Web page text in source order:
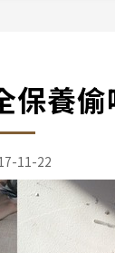
保養
11-22